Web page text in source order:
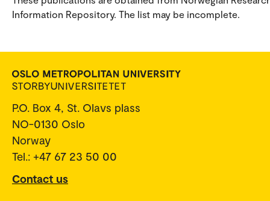
Information Repository. The list may be incomplete.
P.O. Box 4, St. Olavs plass
NO-0130 Oslo
Norway
Tel.: +47 67 23 50 00
Contact us